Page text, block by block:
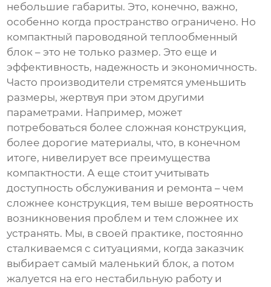
небольшие габариты. Это, конечно, важно,
особенно когда пространство ограничено. Но
компактный пароводяной теплообменный
блок – это не только размер. Это еще и
эффективность, надежность и экономичность.
Часто производители стремятся уменьшить
размеры, жертвуя при этом другими
параметрами. Например, может
потребоваться более сложная конструкция,
более дорогие материалы, что, в конечном
итоге, нивелирует все преимущества
компактности. А еще стоит учитывать
доступность обслуживания и ремонта – чем
сложнее конструкция, тем выше вероятность
возникновения проблем и тем сложнее их
устранять. Мы, в своей практике, постоянно
сталкиваемся с ситуациями, когда заказчик
выбирает самый маленький блок, а потом
жалуется на его нестабильную работу и